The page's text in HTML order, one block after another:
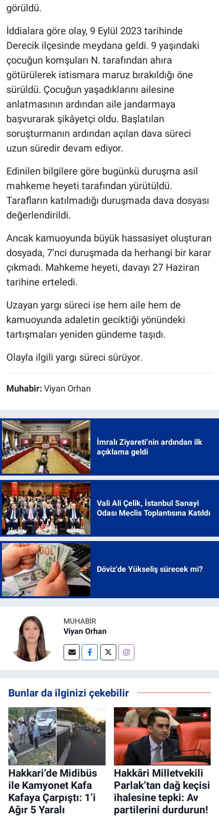
görüldü.
İddialara göre olay, 9 Eylül 2023 tarihinde
Derecik ilçesinde meydana geldi. 9 yaşındaki
çocuğun komşuları N. tarafından ahıra
götürülerek istismara maruz bırakıldığı öne
sürüldü. Çocuğun yaşadıklarını ailesine
anlatmasının ardından aile jandarmaya
başvurarak şikâyetçi oldu. Başlatılan
soruşturmanın ardından açılan dava süreci
uzun süredir devam ediyor.
Edinilen bilgilere göre bugünkü duruşma asil
mahkeme heyeti tarafından yürütüldü.
Tarafların katılmadığı duruşmada dava dosyası
değerlendirildi.
Ancak kamuoyunda büyük hassasiyet oluşturan
dosyada, 7’nci duruşmada da herhangi bir karar
çıkmadı. Mahkeme heyeti, davayı 27 Haziran
tarihine erteledi.
Uzayan yargı süreci ise hem aile hem de
kamuoyunda adaletin geciktiği yönündeki
tartışmaları yeniden gündeme taşıdı.
Olayla ilgili yargı süreci sürüyor.
Muhabir: Viyan Orhan
İmralı Ziyareti’nin ardından ilk
açıklama geldi
Vali Ali Çelik, İstanbul Sanayi
Odası Meclis Toplantısına Katıldı
Döviz'de Yükseliş sürecek mi?
MUHABIR
Viyan Orhan
Bunlar da ilginizi çekebilir
Hakkari’de Midibüs
ile Kamyonet Kafa
Kafaya Çarpıştı: 1’i
Ağır 5 Yaralı
Hakkâri Milletvekili
Parlak’tan dağ keçisi
ihalesine tepki: Av
partilerini durdurun!